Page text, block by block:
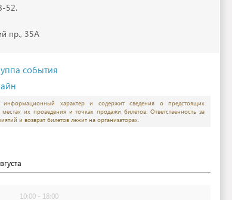
52.
пр., 35А
события
характер и содержит сведения о предстоящих
их проведения и точках продажи билетов. Ответственность за
и возврат билетов лежит на организаторах.
10:00 - 18:00